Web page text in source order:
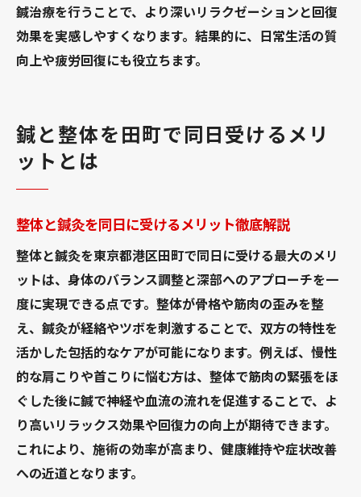
鍼治療を行うことで、より深いリラクゼーションと回復
効果を実感しやすくなります。結果的に、日常生活の質
向上や疲労回復にも役立ちます。
鍼と整体を田町で同日受けるメリ
ットとは
整体と鍼灸を同日に受けるメリット徹底解説
整体と鍼灸を東京都港区田町で同日に受ける最大のメリ
ットは、身体のバランス調整と深部へのアプローチを一
度に実現できる点です。整体が骨格や筋肉の歪みを整
え、鍼灸が経絡やツボを刺激することで、双方の特性を
活かした包括的なケアが可能になります。例えば、慢性
的な肩こりや首こりに悩む方は、整体で筋肉の緊張をほ
ぐした後に鍼で神経や血流の流れを促進することで、よ
り高いリラックス効果や回復力の向上が期待できます。
これにより、施術の効率が高まり、健康維持や症状改善
への近道となります。